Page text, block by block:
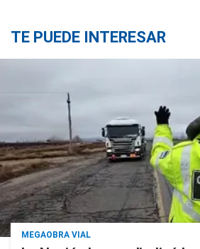
TE PUEDE INTERESAR
MEGAOBRA VIAL